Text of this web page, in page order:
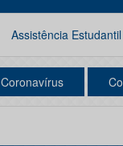
Assistência Estudantil
Coronavírus